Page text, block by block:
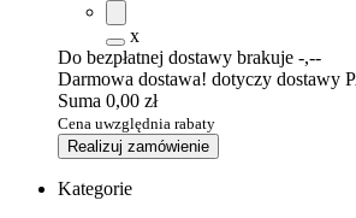
x
Do bezpłatnej dostawy brakuje -,--
Darmowa dostawa! dotyczy dostawy
Suma 0,00 zł
Cena uwzględnia rabaty
Realizuj zamówienie
Kategorie